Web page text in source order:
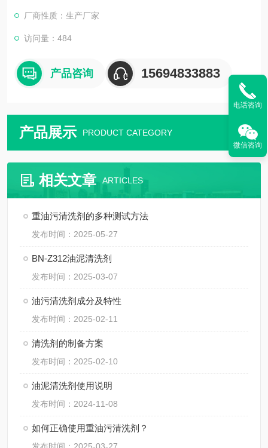
### 家庭生活的贴心伙伴
在家庭生活中，重油污清洗剂也
厂商性质：生产厂家
访问量：484
产品咨询 15694833883
产品展示 PRODUCT CATEGORY
相关文章 ARTICLES
重油污清洗剂的多种测试方法
发布时间：2025-05-27
BN-Z312油泥清洗剂
发布时间：2025-03-07
油污清洗剂成分及特性
发布时间：2025-02-11
清洗剂的制备方案
发布时间：2025-02-10
油泥清洗剂使用说明
发布时间：2024-11-08
如何正确使用重油污清洗剂？
电话咨询
微信咨询